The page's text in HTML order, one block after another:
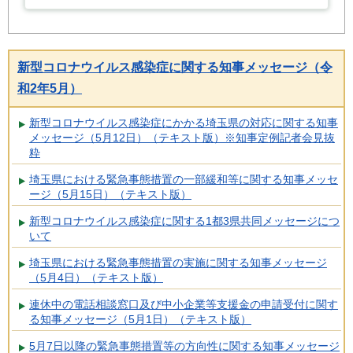
新型コロナウイルス感染症に関する知事メッセージ（令
和2年5月）
新型コロナウイルス感染症にかかる埼玉県の対応に関する知事
メッセージ（5月12日）（テキスト版）※知事定例記者会見抜
粋
埼玉県における緊急事態措置の一部緩和等に関する知事メッセ
ージ（5月15日）（テキスト版）
新型コロナウイルス感染症に関する1都3県共同メッセージにつ
いて
埼玉県における緊急事態措置の実施に関する知事メッセージ
（5月4日）（テキスト版）
連休中の電話相談窓口及び中小企業等支援金の申請受付に関す
る知事メッセージ（5月1日）（テキスト版）
5月7日以降の緊急事態措置等の方向性に関する知事メッセージ